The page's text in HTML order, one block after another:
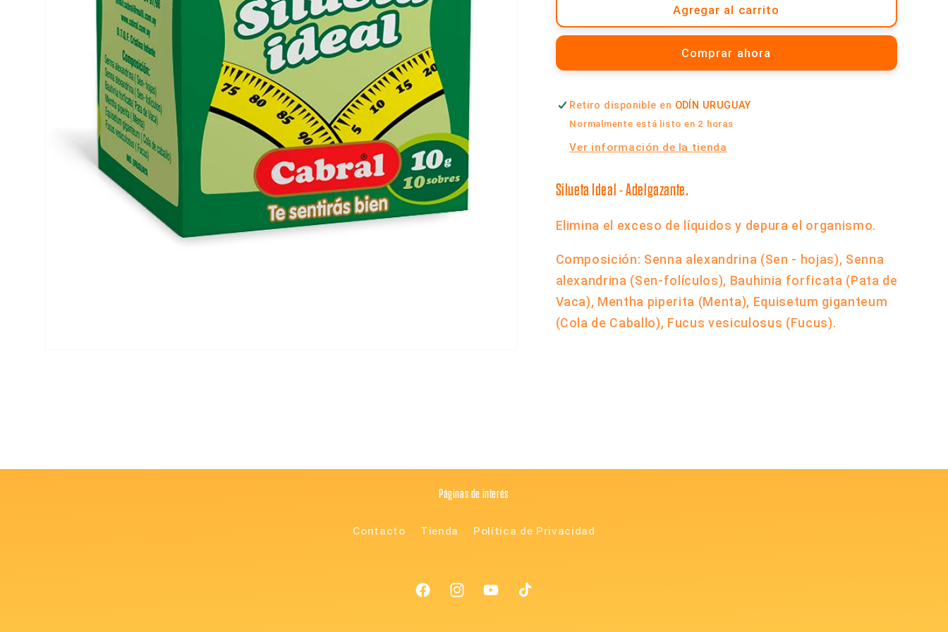
Silueta
Caja
10
Saquitos
|
Cabral
Silueta
Caja
10
Saquitos
Cabral
Agregar al carrito
Comprar ahora
Retiro disponible en ODÍN URUGUAY
Normalmente está listo en 2 horas
Ver información de la tienda
Silueta Ideal -Adelgazante.
Elimina el exceso de líquidos y depura el organismo.
Composición: Senna alexandrina (Sen - hojas), Senna
alexandrina (Sen-folículos), Bauhinia forficata (Pata de
Vaca), Mentha piperita (Menta), Equisetum giganteum
(Cola de Caballo), Fucus vesiculosus (Fucus).
Páginas de interés
Contacto Tienda Política de Privacidad
FacebookInstagramYouTubeTikTok